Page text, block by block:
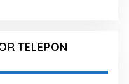
TELEPON